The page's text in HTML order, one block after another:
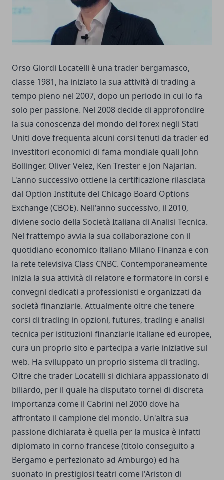
Orso Giordi Locatelli è una trader bergamasco,
classe 1981, ha iniziato la sua attività di trading a
tempo pieno nel 2007, dopo un periodo in cui lo fa
solo per passione. Nel 2008 decide di approfondire
la sua conoscenza del mondo del forex negli Stati
Uniti dove frequenta alcuni corsi tenuti da trader ed
investitori economici di fama mondiale quali John
Bollinger, Oliver Velez, Ken Trester e Jon Najarian.
L'anno successivo ottiene la certificazione rilasciata
dal Option Institute del Chicago Board Options
Exchange (CBOE). Nell'anno successivo, il 2010,
diviene socio della Società Italiana di Analisi Tecnica.
Nel frattempo avvia la sua collaborazione con il
quotidiano economico italiano Milano Finanza e con
la rete televisiva Class CNBC. Contemporaneamente
inizia la sua attività di relatore e formatore in corsi e
convegni dedicati a professionisti e organizzati da
società finanziarie. Attualmente oltre che tenere
corsi di trading in opzioni, futures, trading e analisi
tecnica per istituzioni finanziarie italiane ed europee,
cura un proprio sito e partecipa a varie iniziative sul
web. Ha sviluppato un proprio sistema di trading.
Oltre che trader Locatelli si dichiara appassionato di
biliardo, per il quale ha disputato tornei di discreta
importanza come il Cabrini nel 2000 dove ha
affrontato il campione del mondo. Un'altra sua
passione dichiarata è quella per la musica è infatti
diplomato in corno francese (titolo conseguito a
Bergamo e perfezionato ad Amburgo) ed ha
suonato in prestigiosi teatri come l'Ariston di